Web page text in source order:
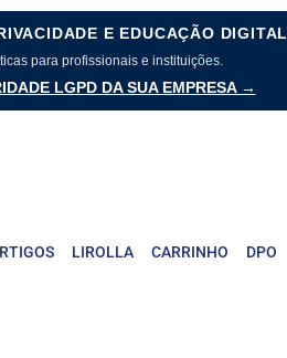
E EDUCAÇÃO DIGITAL
para profissionais e instituições.
LGPD DA SUA EMPRESA →
LIROLLA CARRINHO DPO